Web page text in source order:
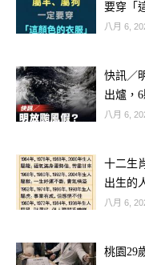
生活步調完全
走向破局。
越過越冷）
要穿「
八月 6,
快訊／
出爐，
八月 6,
十二生
出生的
八月 6,
桃園29